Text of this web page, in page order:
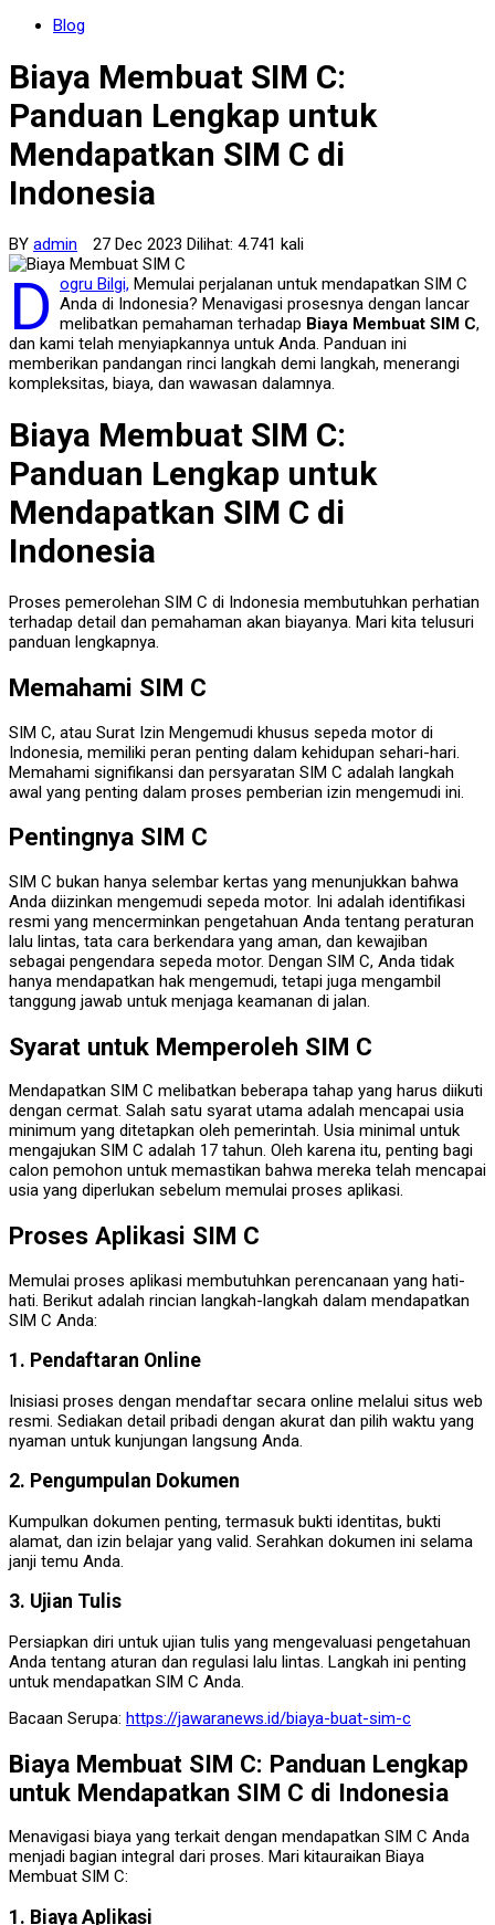
Blog
Biaya Membuat SIM C:
Panduan Lengkap untuk
Mendapatkan SIM C di
Indonesia
BY admin 27 Dec 2023 Dilihat: 4.741 kali
D ogru Bilgi, Memulai perjalanan untuk mendapatkan SIM C
Anda di Indonesia? Menavigasi prosesnya dengan lancar
melibatkan pemahaman terhadap Biaya Membuat SIM C,
dan kami telah menyiapkannya untuk Anda. Panduan ini
memberikan pandangan rinci langkah demi langkah, menerangi
kompleksitas, biaya, dan wawasan dalamnya.
Biaya Membuat SIM C:
Panduan Lengkap untuk
Mendapatkan SIM C di
Indonesia
Proses pemerolehan SIM C di Indonesia membutuhkan perhatian
terhadap detail dan pemahaman akan biayanya. Mari kita telusuri
panduan lengkapnya.
Memahami SIM C
SIM C, atau Surat Izin Mengemudi khusus sepeda motor di
Indonesia, memiliki peran penting dalam kehidupan sehari-hari.
Memahami signifikansi dan persyaratan SIM C adalah langkah
awal yang penting dalam proses pemberian izin mengemudi ini.
Pentingnya SIM C
SIM C bukan hanya selembar kertas yang menunjukkan bahwa
Anda diizinkan mengemudi sepeda motor. Ini adalah identifikasi
resmi yang mencerminkan pengetahuan Anda tentang peraturan
lalu lintas, tata cara berkendara yang aman, dan kewajiban
sebagai pengendara sepeda motor. Dengan SIM C, Anda tidak
hanya mendapatkan hak mengemudi, tetapi juga mengambil
tanggung jawab untuk menjaga keamanan di jalan.
Syarat untuk Memperoleh SIM C
Mendapatkan SIM C melibatkan beberapa tahap yang harus diikuti
dengan cermat. Salah satu syarat utama adalah mencapai usia
minimum yang ditetapkan oleh pemerintah. Usia minimal untuk
mengajukan SIM C adalah 17 tahun. Oleh karena itu, penting bagi
calon pemohon untuk memastikan bahwa mereka telah mencapai
usia yang diperlukan sebelum memulai proses aplikasi.
Proses Aplikasi SIM C
Memulai proses aplikasi membutuhkan perencanaan yang hati-
hati. Berikut adalah rincian langkah-langkah dalam mendapatkan
SIM C Anda:
1. Pendaftaran Online
Inisiasi proses dengan mendaftar secara online melalui situs web
resmi. Sediakan detail pribadi dengan akurat dan pilih waktu yang
nyaman untuk kunjungan langsung Anda.
2. Pengumpulan Dokumen
Kumpulkan dokumen penting, termasuk bukti identitas, bukti
alamat, dan izin belajar yang valid. Serahkan dokumen ini selama
janji temu Anda.
3. Ujian Tulis
Persiapkan diri untuk ujian tulis yang mengevaluasi pengetahuan
Anda tentang aturan dan regulasi lalu lintas. Langkah ini penting
untuk mendapatkan SIM C Anda.
Bacaan Serupa: https://jawaranews.id/biaya-buat-sim-c
Biaya Membuat SIM C: Panduan Lengkap
untuk Mendapatkan SIM C di Indonesia
Menavigasi biaya yang terkait dengan mendapatkan SIM C Anda
menjadi bagian integral dari proses. Mari kitauraikan Biaya
Membuat SIM C:
1. Biaya Aplikasi